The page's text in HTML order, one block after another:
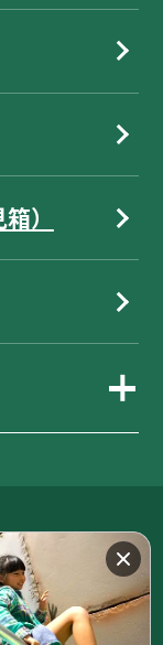
）
蘇元気の森）